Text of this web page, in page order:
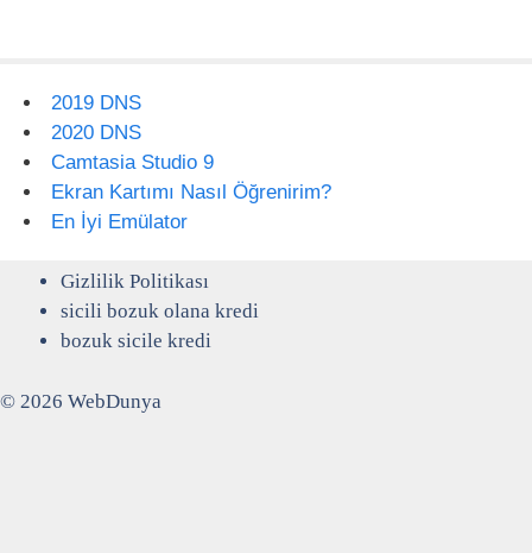
2019 DNS
2020 DNS
Camtasia Studio 9
Ekran Kartımı Nasıl Öğrenirim?
En İyi Emülator
Gizlilik Politikası
sicili bozuk olana kredi
bozuk sicile kredi
© 2026 WebDunya